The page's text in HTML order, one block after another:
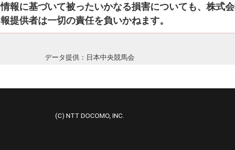
情報に基づいて被ったいかなる損害についても、株式
報提供者は一切の責任を負いかねます。
データ提供：日本中央競馬会
(C) NTT DOCOMO, INC.